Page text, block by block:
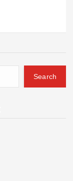
Search